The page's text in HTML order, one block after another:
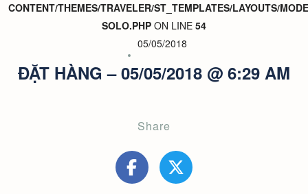
CONTENT/THEMES/TRAVELER/ST_TEMPLATES/LAYOUTS/
SOLO.PHP ON LINE 54
05/05/2018
ĐẶT HÀNG – 05/05/2018 @ 6:29 AM
Share